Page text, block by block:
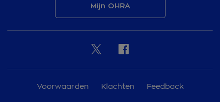
Mijn OHRA
Voorwaarden Klachten Feedback